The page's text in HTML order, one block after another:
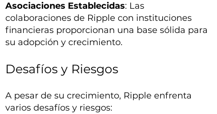
Asociaciones Establecidas: Las
colaboraciones de Ripple con instituciones
financieras proporcionan una base sólida para
su adopción y crecimiento.
Desafíos y Riesgos
A pesar de su crecimiento, Ripple enfrenta
varios desafíos y riesgos: